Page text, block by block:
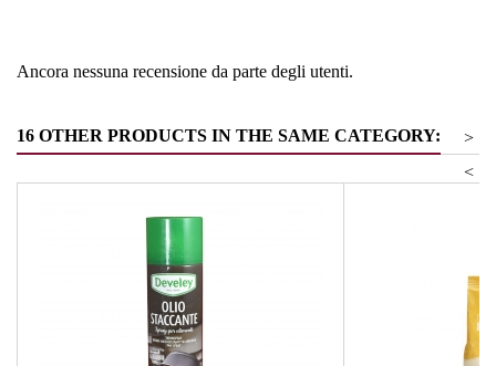
Ancora nessuna recensione da parte degli utenti.
16 OTHER PRODUCTS IN THE SAME CATEGORY:
>
<